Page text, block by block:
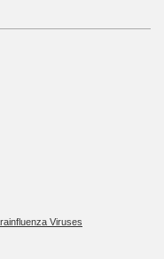
Viruses